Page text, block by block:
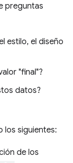
preguntas
estilo, el diseño
"final"?
datos?
los siguientes:
de los